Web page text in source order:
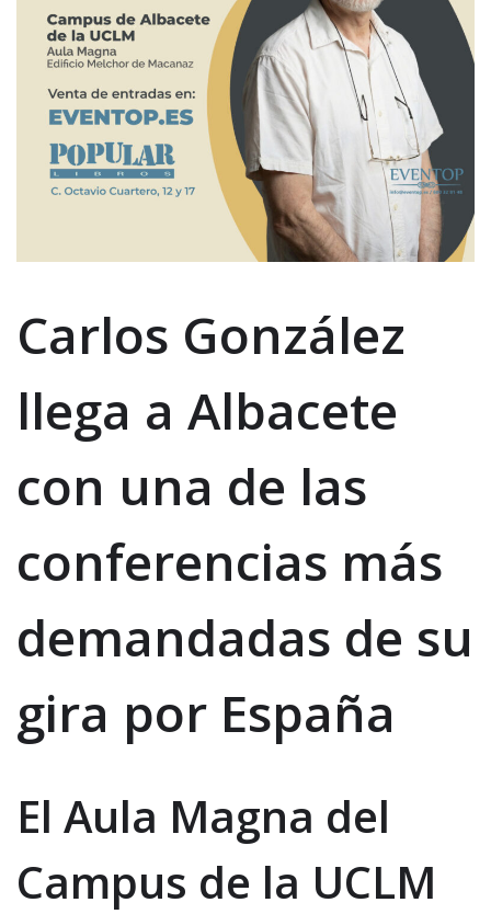
Carlos González
llega a Albacete
con una de las
conferencias más
demandadas de su
gira por España
El Aula Magna del
Campus de la UCLM